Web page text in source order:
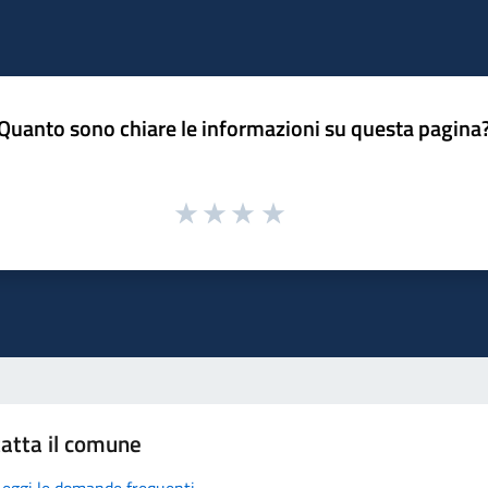
sono chiare le informazioni su questa
il comune